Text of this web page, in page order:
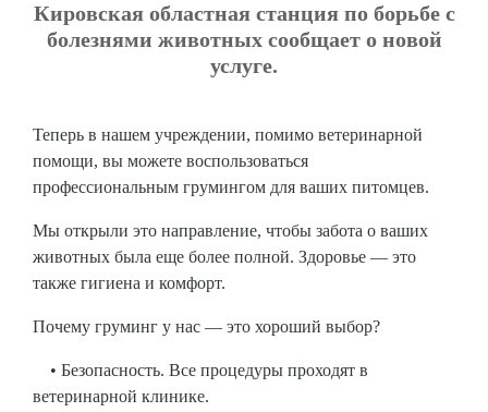
Кировская областная станция по борьбе с
болезнями животных сообщает о новой
услуге.
Теперь в нашем учреждении, помимо ветеринарной
помощи, вы можете воспользоваться
профессиональным грумингом для ваших питомцев.
Мы открыли это направление, чтобы забота о ваших
животных была еще более полной. Здоровье — это
также гигиена и комфорт.
Почему груминг у нас — это хороший выбор?
• Безопасность. Все процедуры проходят в
ветеринарной клинике.